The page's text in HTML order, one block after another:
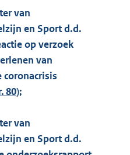
van
en Sport d.d.
op verzoek
van
80);
van
en Sport d.d.